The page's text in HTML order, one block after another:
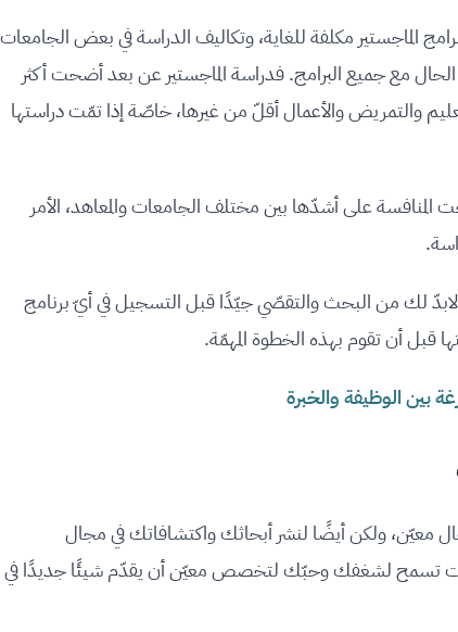
الماجستير مكلفة للغاية، وتكاليف الدراسة في بعض الجامعات
مع جميع البرامج. فدراسة الماجستير عن بعد أضحت أكثر
والتمريض والأعمال أقلّ من غيرها، خاصّة إذا تمّت دراستها
المنافسة على أشدّها بين مختلف الجامعات والمعاهد، الأمر
لابدّ لك من البحث والتقصّي جيّدًا قبل التسجيل في أيّ برنامج
قبل أن تقوم بهذه الخطوة المهمّة.
بين الوظيفة والخبرة
معيّن، ولكن أيضًا لنشر أبحاثك واكتشافاتك في مجال
تسمح لشغفك وحبّك لتخصص معيّن أن يقدّم شيئًا جديدًا في